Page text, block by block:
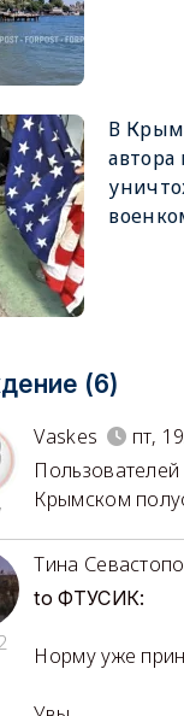
В
(6)
Vaskes
пт,
Крымском
Тина
to ФТУСИК:
Норму уже